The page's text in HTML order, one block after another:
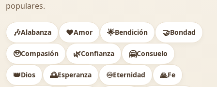
populares.
🎶Alabanza ❤️Amor 🌟Bendición 🤝Bondad
🥹Compasión 🌿Confianza 🤗Consuelo
👑Dios 🌅Esperanza ♾️Eternidad 🙏Fe